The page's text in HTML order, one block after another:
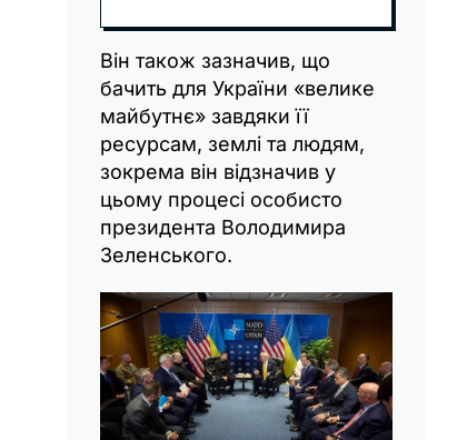
Він також зазначив, що
бачить для України «велике
майбутнє» завдяки її
ресурсам, землі та людям,
зокрема він відзначив у
цьому процесі особисто
президента Володимира
Зеленського.